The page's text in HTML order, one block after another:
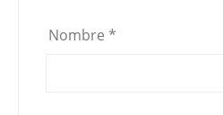
Nombre *